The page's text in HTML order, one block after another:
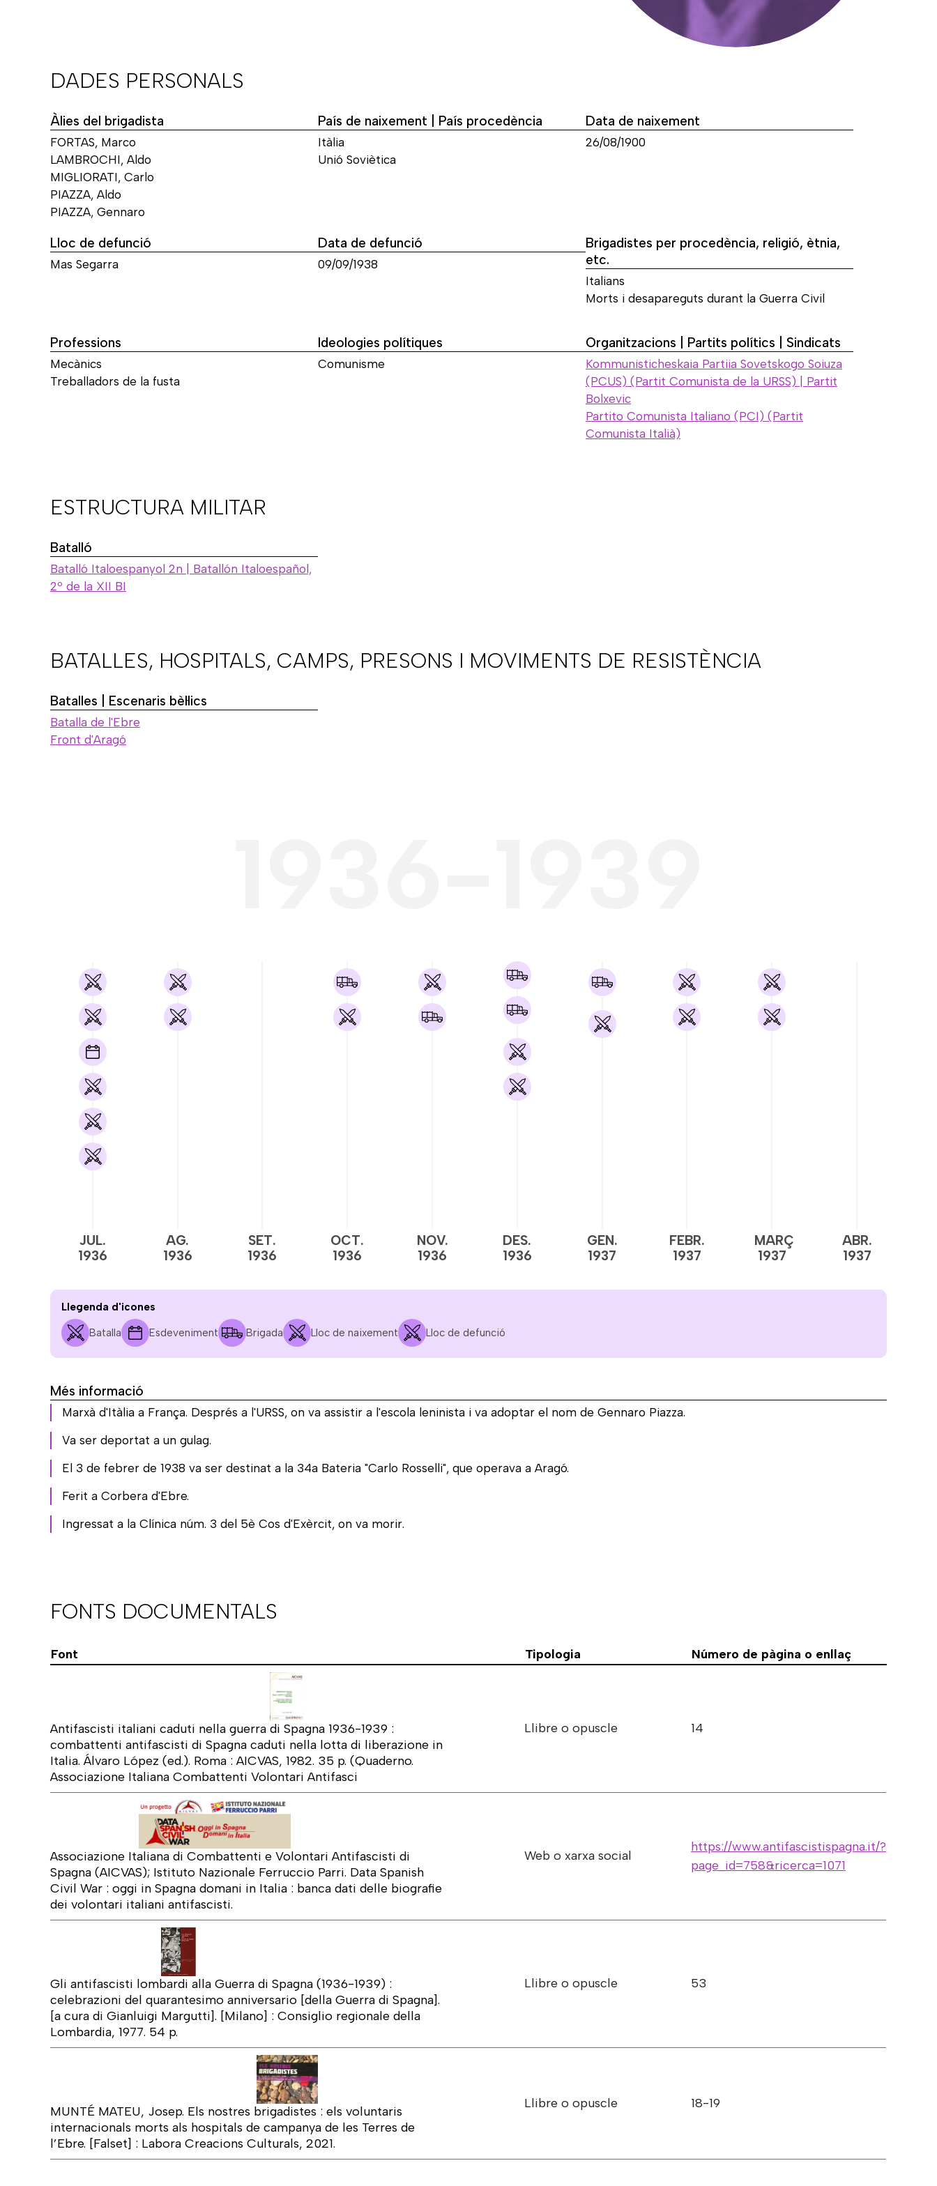
DADES PERSONALS
Àlies del brigadista
FORTAS, Marco
LAMBROCHI, Aldo
MIGLIORATI, Carlo
PIAZZA, Aldo
PIAZZA, Gennaro
País de naixement | País procedència
Itàlia
Unió Soviètica
Data de naixement
26/08/1900
Lloc de defunció
Mas Segarra
Data de defunció
09/09/1938
Brigadistes per procedència, religió, ètnia,
etc.
Italians
Morts i desapareguts durant la Guerra Civil
Professions
Mecànics
Treballadors de la fusta
Ideologies polítiques
Comunisme
Organitzacions | Partits polítics | Sindicats
Kommunisticheskaia Partiia Sovetskogo Soiuza
(PCUS) (Partit Comunista de la URSS) | Partit
Bolxevic
Partito Comunista Italiano (PCI) (Partit
Comunista Italià)
ESTRUCTURA MILITAR
Batalló
Batalló Italoespanyol 2n | Batallón Italoespañol,
2º de la XII BI
BATALLES, HOSPITALS, CAMPS, PRESONS I MOVIMENTS DE RESISTÈNCIA
Batalles | Escenaris bèl·lics
Batalla de l'Ebre
Front d'Aragó
JUL.
1936
AG.
1936
SET.
1936
OCT.
1936
NOV.
1936
DES.
1936
GEN.
1937
FEBR.
1937
MARÇ
1937
ABR.
1937
Llegenda d'icones
Batalla Esdeveniment Brigada Lloc de naixement Lloc de defunció
Més informació
Marxà d'Itàlia a França. Després a l'URSS, on va assistir a l'escola leninista i va adoptar el nom de Gennaro Piazza.
Va ser deportat a un gulag.
El 3 de febrer de 1938 va ser destinat a la 34a Bateria "Carlo Rosselli", que operava a Aragó.
Ferit a Corbera d'Ebre.
Ingressat a la Clínica núm. 3 del 5è Cos d'Exèrcit, on va morir.
FONTS DOCUMENTALS
Font Tipologia Número de pàgina o enllaç
Antifascisti italiani caduti nella guerra di Spagna 1936-1939 :
combattenti antifascisti di Spagna caduti nella lotta di liberazione in
Italia. Álvaro López (ed.). Roma : AICVAS, 1982. 35 p. (Quaderno.
Associazione Italiana Combattenti Volontari Antifasci
Llibre o opuscle 14
Associazione Italiana di Combattenti e Volontari Antifascisti di
Spagna (AICVAS); Istituto Nazionale Ferruccio Parri. Data Spanish
Civil War : oggi in Spagna domani in Italia : banca dati delle biografie
dei volontari italiani antifascisti.
Web o xarxa social
https://www.antifascistispagna.it/?
page_id=758&ricerca=1071
Gli antifascisti lombardi alla Guerra di Spagna (1936-1939) :
celebrazioni del quarantesimo anniversario [della Guerra di Spagna].
[a cura di Gianluigi Margutti]. [Milano] : Consiglio regionale della
Lombardia, 1977. 54 p.
Llibre o opuscle 53
MUNTÉ MATEU, Josep. Els nostres brigadistes : els voluntaris
internacionals morts als hospitals de campanya de les Terres de
l’Ebre. [Falset] : Labora Creacions Culturals, 2021.
Llibre o opuscle 18-19